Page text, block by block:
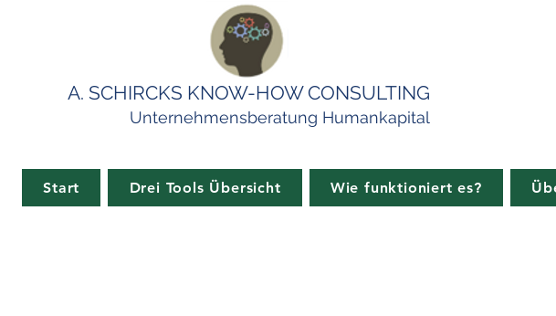
A. SCHIRCKS KNOW-HOW CONSULTING
Unternehmensberatung Humankapital
Start Drei Tools Übersicht Wie funktioniert es?